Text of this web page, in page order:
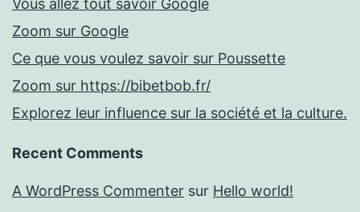
Vous allez tout savoir Google
Zoom sur Google
Ce que vous voulez savoir sur Poussette
Zoom sur https://bibetbob.fr/
Explorez leur influence sur la société et la culture.
Recent Comments
A WordPress Commenter sur Hello world!